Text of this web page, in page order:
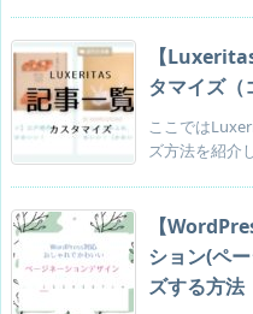
【
タマイズ（
ここでは
ズ方法を紹介
【
ション(ペ
ズする方法